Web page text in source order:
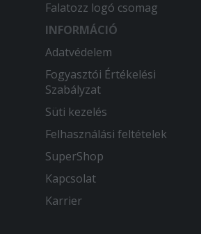
mert sületlen a
Falatozz logó csomag
INFORMÁCIÓ
Adatvédelem
Fogyasztói Értékelési
Szabályzat
Süti kezelés
Felhasználási feltételek
SuperShop
Kapcsolat
Karrier